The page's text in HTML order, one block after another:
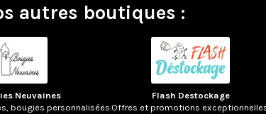
autres boutiques :
Neuvaines
bougies personnalisées.
Flash Destockage
Offres et promotions